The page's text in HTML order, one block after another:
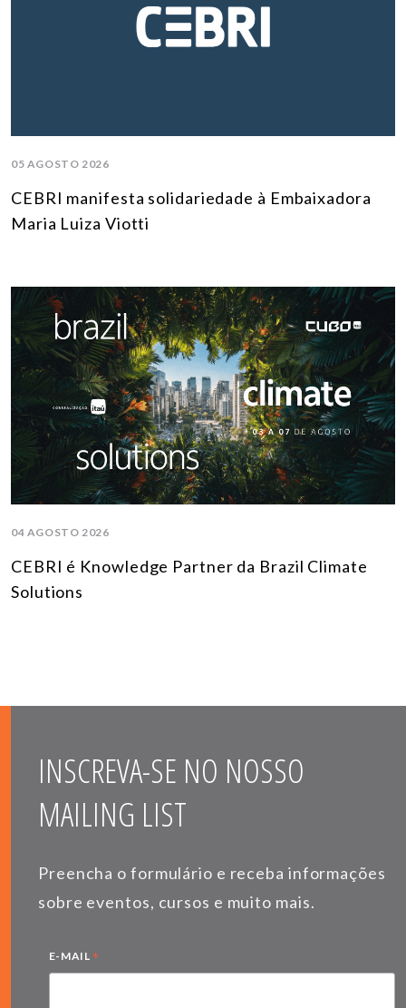
05 AGOSTO 2026
CEBRI manifesta solidariedade à Embaixadora
Maria Luiza Viotti
04 AGOSTO 2026
CEBRI é Knowledge Partner da Brazil Climate
Solutions
INSCREVA-SE NO NOSSO
MAILING LIST
Preencha o formulário e receba informações
sobre eventos, cursos e muito mais.
E-MAIL *